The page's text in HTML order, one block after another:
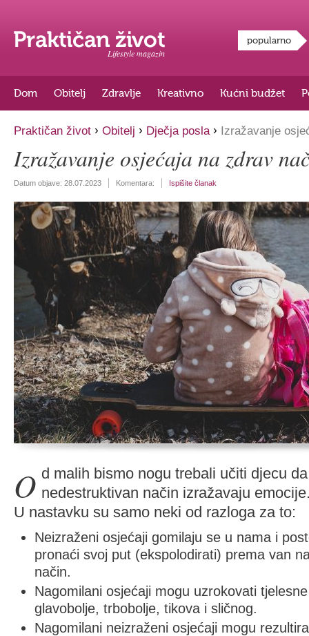
Lifestyle magazin
popularno
Dom Obitelj Zdravlje Kreativno Kućni budžet
Praktičan život › Obitelj › Dječja posla › Izražavanje
Izražavanje osjećaja na zdrav
Datum objave: 28.07.2023 Komentara: Ispišite članak
Od malih bismo nogu trebali učiti djecu da na zdrav i nedestruktivan način izražavaju
U nastavku su samo neki od razloga za to:
Neizraženi osjećaji gomilaju se u nama i
pronaći svoj put (ekspolodirati) prema van
način.
Nagomilani osjećaji mogu uzrokovati
glavobolje, trbobolje, tikova i sličnog.
Nagomilani neizraženi osjećaji mogu